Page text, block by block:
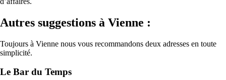
Autres suggestions à Vienne :
Toujours à Vienne nous vous recommandons deux adresses en toute
simplicité.
Le Bar du Temps